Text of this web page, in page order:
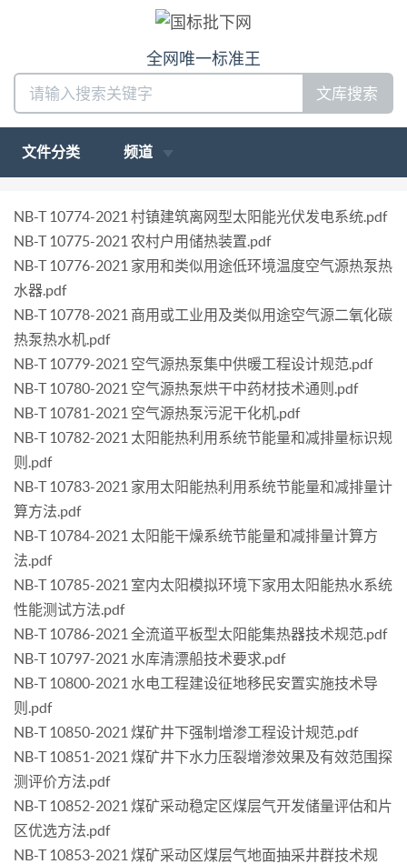
全网唯一标准王
文库搜索
文件分类 频道
NB-T 10774-2021 村镇建筑离网型太阳能光伏发电系统.pdf
NB-T 10775-2021 农村户用储热装置.pdf
NB-T 10776-2021 家用和类似用途低环境温度空气源热泵热
水器.pdf
NB-T 10778-2021 商用或工业用及类似用途空气源二氧化碳
热泵热水机.pdf
NB-T 10779-2021 空气源热泵集中供暖工程设计规范.pdf
NB-T 10780-2021 空气源热泵烘干中药材技术通则.pdf
NB-T 10781-2021 空气源热泵污泥干化机.pdf
NB-T 10782-2021 太阳能热利用系统节能量和减排量标识规
则.pdf
NB-T 10783-2021 家用太阳能热利用系统节能量和减排量计
算方法.pdf
NB-T 10784-2021 太阳能干燥系统节能量和减排量计算方
法.pdf
NB-T 10785-2021 室内太阳模拟环境下家用太阳能热水系统
性能测试方法.pdf
NB-T 10786-2021 全流道平板型太阳能集热器技术规范.pdf
NB-T 10797-2021 水库清漂船技术要求.pdf
NB-T 10800-2021 水电工程建设征地移民安置实施技术导
则.pdf
NB-T 10850-2021 煤矿井下强制增渗工程设计规范.pdf
NB-T 10851-2021 煤矿井下水力压裂增渗效果及有效范围探
测评价方法.pdf
NB-T 10852-2021 煤矿采动稳定区煤层气开发储量评估和片
区优选方法.pdf
NB-T 10853-2021 煤矿采动区煤层气地面抽采井群技术规